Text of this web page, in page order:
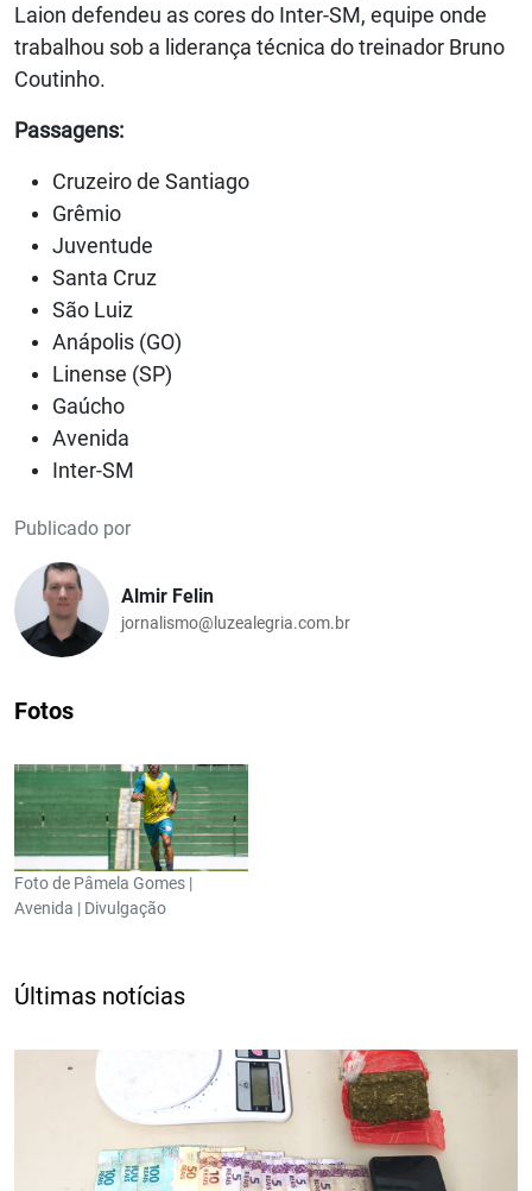
Laion defendeu as cores do Inter-SM, equipe onde
trabalhou sob a liderança técnica do treinador Bruno
Coutinho.
Passagens:
Cruzeiro de Santiago
Grêmio
Juventude
Santa Cruz
São Luiz
Anápolis (GO)
Linense (SP)
Gaúcho
Avenida
Inter-SM
Publicado por
Almir Felin
jornalismo@luzealegria.com.br
Fotos
Foto de Pâmela Gomes |
Avenida | Divulgação
Últimas notícias